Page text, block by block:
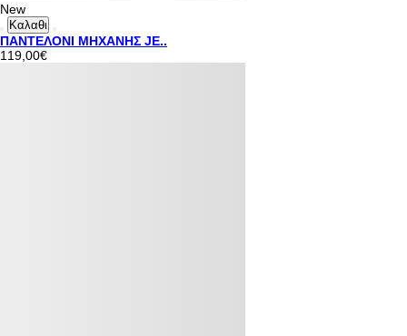
New
Καλαθι
ΠΑΝΤΕΛΟΝΙ ΜΗΧΑΝΗΣ JE..
119,00€